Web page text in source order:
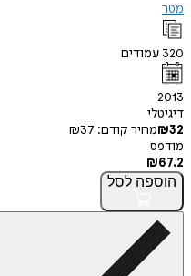
מטר
320 עמודים
2013
דיגיטלי
₪32 מחיר קודם: ₪37
מודפס
₪67.2
הוספה לסל